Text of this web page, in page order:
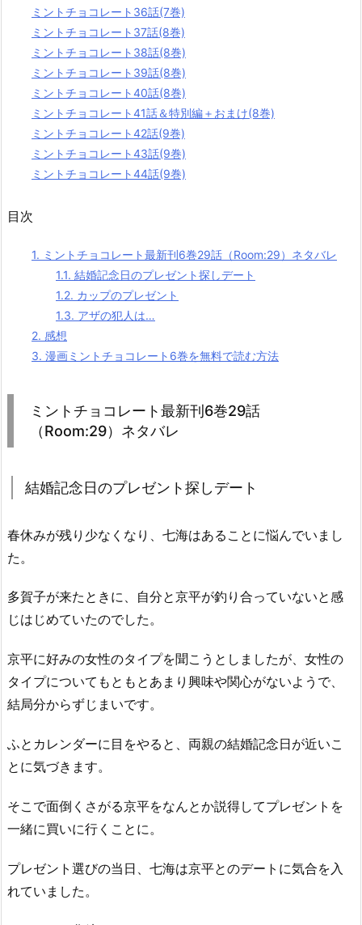
ミントチョコレート36話(7巻)
ミントチョコレート37話(8巻)
ミントチョコレート38話(8巻)
ミントチョコレート39話(8巻)
ミントチョコレート40話(8巻)
ミントチョコレート41話＆特別編＋おまけ(8巻)
ミントチョコレート42話(9巻)
ミントチョコレート43話(9巻)
ミントチョコレート44話(9巻)
目次
1. ミントチョコレート最新刊6巻29話（Room:29）ネタバレ
1.1. 結婚記念日のプレゼント探しデート
1.2. カップのプレゼント
1.3. アザの犯人は…
2. 感想
3. 漫画ミントチョコレート6巻を無料で読む方法
ミントチョコレート最新刊6巻29話
（Room:29）ネタバレ
結婚記念日のプレゼント探しデート
春休みが残り少なくなり、七海はあることに悩んでいまし
た。
多賀子が来たときに、自分と京平が釣り合っていないと感
じはじめていたのでした。
京平に好みの女性のタイプを聞こうとしましたが、女性の
タイプについてもともとあまり興味や関心がないようで、
結局分からずじまいです。
ふとカレンダーに目をやると、両親の結婚記念日が近いこ
とに気づきます。
そこで面倒くさがる京平をなんとか説得してプレゼントを
一緒に買いに行くことに。
プレゼント選びの当日、七海は京平とのデートに気合を入
れていました。